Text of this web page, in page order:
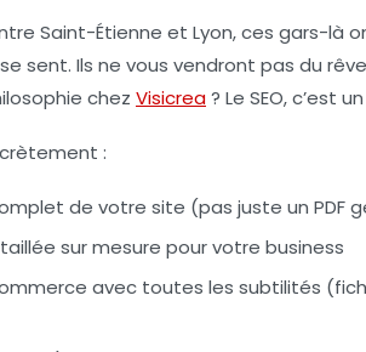
Saint-Étienne et Lyon, ces gars-là
sent. Ils ne vous vendront pas du
chez Visicrea? Le SEO, c’est
:
de votre site (pas juste un PDF
sur mesure pour votre business
avec toutes les subtilités